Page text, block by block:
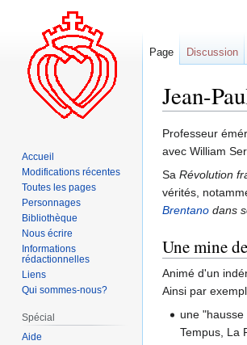
Jean-
Aller
à
la
navigation
Aller
à
la
recherche
Professeur
avec William
Sa Révolution
vérités,
Brentano dans
Une mine
Animé d'un
Ainsi par
une
Tempus, La
Page Discussion
Accueil
Modifications récentes
Toutes les pages
Personnages
Bibliothèque
Nous écrire
Informations
rédactionnelles
Liens
Qui sommes-nous?
Spécial
Aide